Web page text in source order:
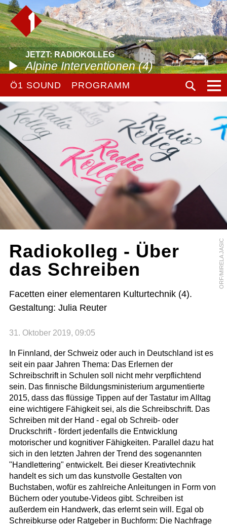
JETZT: RADIOKOLLEG
Alpine Interventionen (4)
Ö1 SOUND PROGRAMM
ORF/MIRELA JASIC
Radiokolleg - Über
das Schreiben
Facetten einer elementaren Kulturtechnik (4).
Gestaltung: Julia Reuter
31. Oktober 2019, 09:05
In Finnland, der Schweiz oder auch in Deutschland ist es
seit ein paar Jahren Thema: Das Erlernen der
Schreibschrift in Schulen soll nicht mehr verpflichtend
sein. Das finnische Bildungsministerium argumentierte
2015, dass das flüssige Tippen auf der Tastatur im Alltag
eine wichtigere Fähigkeit sei, als die Schreibschrift. Das
Schreiben mit der Hand - egal ob Schreib- oder
Druckschrift - fördert jedenfalls die Entwicklung
motorischer und kognitiver Fähigkeiten. Parallel dazu hat
sich in den letzten Jahren der Trend des sogenannten
"Handlettering" entwickelt. Bei dieser Kreativtechnik
handelt es sich um das kunstvolle Gestalten von
Buchstaben, wofür es zahlreiche Anleitungen in Form von
Büchern oder youtube-Videos gibt. Schreiben ist
außerdem ein Handwerk, das erlernt sein will. Egal ob
Schreibkurse oder Ratgeber in Buchform: Die Nachfrage